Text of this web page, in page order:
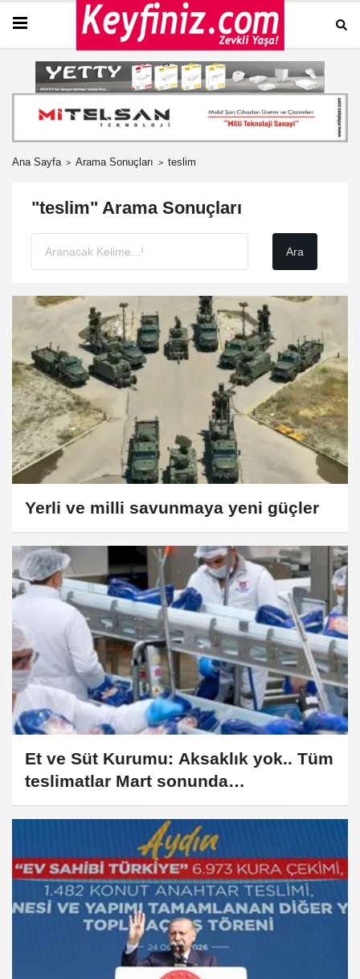
Ana Sayfa Arama Sonuçları teslim
"teslim" Arama Sonuçları
Yerli ve milli savunmaya yeni güçler
Et ve Süt Kurumu: Aksaklık yok.. Tüm
teslimatlar Mart sonunda
tamamlanacak